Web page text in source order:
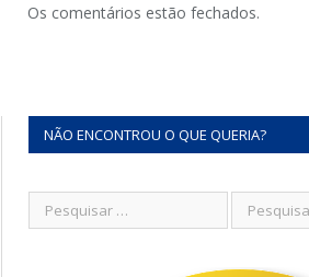
Os comentários estão fechados.
NÃO ENCONTROU O QUE QUERIA?